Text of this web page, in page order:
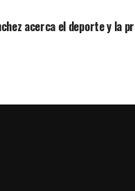
acerca el deporte y la